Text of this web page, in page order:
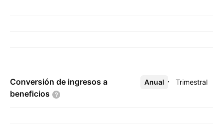
Conversión de ingresos a
beneficios
Anual Trimestral
Más